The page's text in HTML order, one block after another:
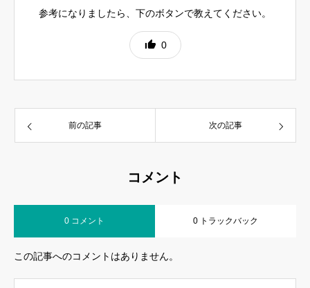
参考になりましたら、下のボタンで教えてください。
0
前の記事 次の記事
コメント
0 コメント 0 トラックバック
この記事へのコメントはありません。